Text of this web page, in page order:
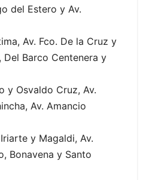
del Estero y Av.
Av. Fco. De la Cruz y
Del Barco Centenera y
y Osvaldo Cruz, Av.
Av. Amancio
y Magaldi, Av.
Bonavena y Santo